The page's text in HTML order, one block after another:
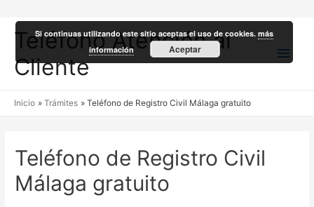
Teléfono Atención al
Cliente
Inicio Trámites Teléfono de Registro Civil Málaga gratuito
Teléfono de Registro Civil
Málaga gratuito
Si continuas utilizando este sitio aceptas el uso de cookies.más
información
Aceptar